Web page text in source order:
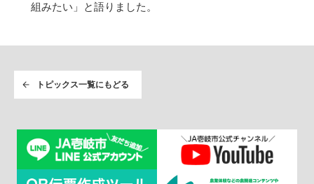
組みたい」と語りました。
トピックス一覧にもどる